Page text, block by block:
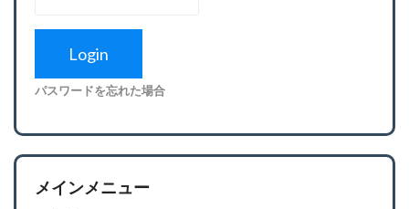
パスワードを忘れた場合
メインメニュー